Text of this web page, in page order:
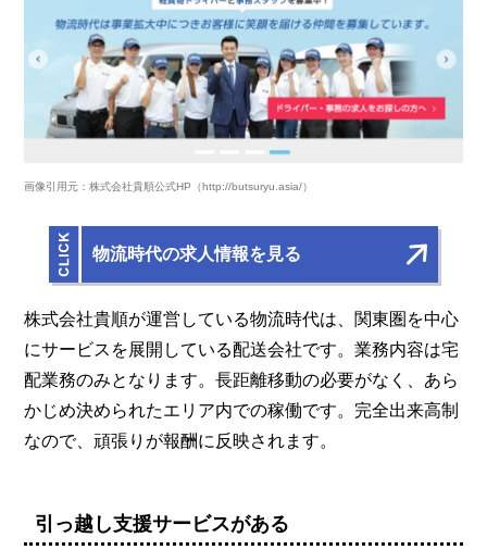
画像引用元：株式会社貴順公式HP（http://butsuryu.asia/）
物流時代の求人情報を見る
株式会社貴順が運営している物流時代は、関東圏を中心
にサービスを展開している配送会社です。業務内容は宅
配業務のみとなります。長距離移動の必要がなく、あら
かじめ決められたエリア内での稼働です。完全出来高制
なので、頑張りが報酬に反映されます。
引っ越し支援サービスがある